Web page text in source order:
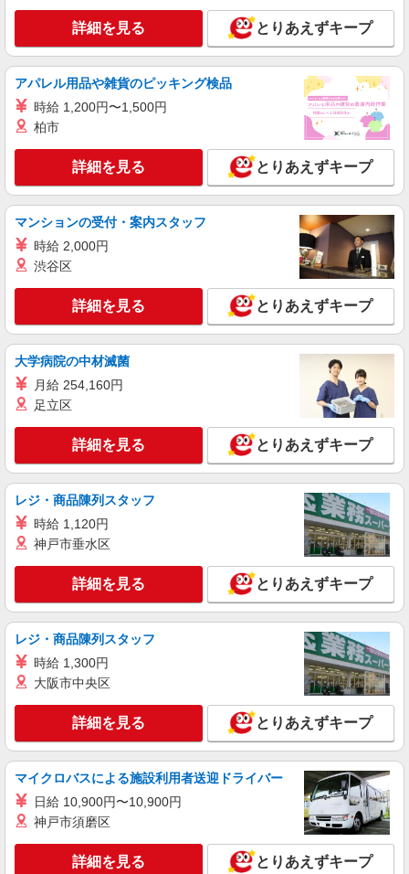
詳細を見る とりあえずキープ
アパレル用品や雑貨のピッキング検品
時給 1,200円〜1,500円
柏市
詳細を見る とりあえずキープ
マンションの受付・案内スタッフ
時給 2,000円
渋谷区
詳細を見る とりあえずキープ
大学病院の中材滅菌
月給 254,160円
足立区
詳細を見る とりあえずキープ
レジ・商品陳列スタッフ
時給 1,120円
神戸市垂水区
詳細を見る とりあえずキープ
レジ・商品陳列スタッフ
時給 1,300円
大阪市中央区
詳細を見る とりあえずキープ
マイクロバスによる施設利用者送迎ドライバー
日給 10,900円〜10,900円
神戸市須磨区
詳細を見る とりあえずキープ